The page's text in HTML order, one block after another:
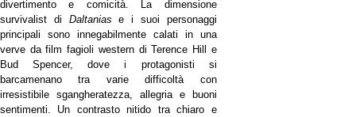
divertimento e comicità. La dimensione
survivalist di Daltanias e i suoi personaggi
principali sono innegabilmente calati in una
verve da film fagioli western di Terence Hill e
Bud Spencer, dove i protagonisti si
barcamenano tra varie difficoltà con
irresistibile sgangheratezza, allegria e buoni
sentimenti. Un contrasto nitido tra chiaro e